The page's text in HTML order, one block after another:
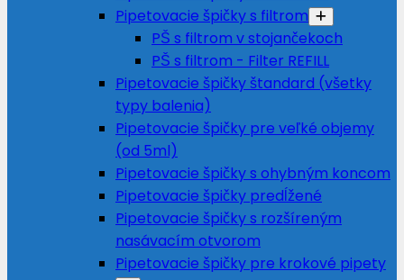
Pipetovacie špičky s filtrom
PŠ s filtrom v stojančekoch
PŠ s filtrom - Filter REFILL
Pipetovacie špičky štandard (všetky
typy balenia)
Pipetovacie špičky pre veľké objemy
(od 5ml)
Pipetovacie špičky s ohybným koncom
Pipetovacie špičky predĺžené
Pipetovacie špičky s rozšíreným
nasávacím otvorom
Pipetovacie špičky pre krokové pipety